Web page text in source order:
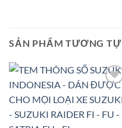
SẢN PHẨM TƯƠNG TỰ
Add to
Wishlist